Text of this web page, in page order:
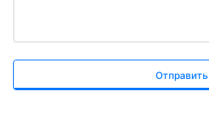
Отправить